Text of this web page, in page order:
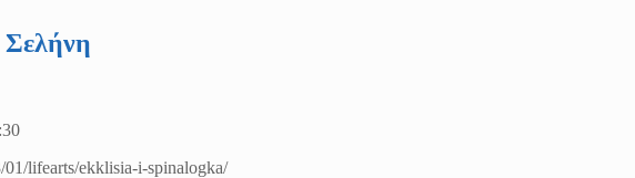
lifearts/ekklisia-i-spinalogka/